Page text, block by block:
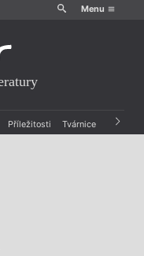
Menu
Příležitosti Tvárnice Archiv